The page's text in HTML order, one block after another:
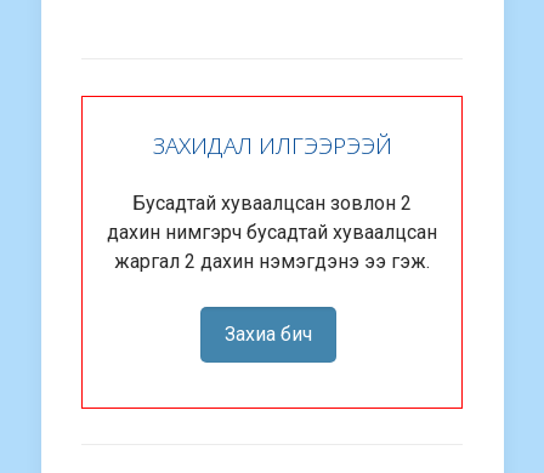
ЗАХИДАЛ ИЛГЭЭРЭЭЙ
Бусадтай хуваалцсан зовлон 2
дахин нимгэрч бусадтай хуваалцсан
жаргал 2 дахин нэмэгдэнэ ээ гэж.
Захиа бич